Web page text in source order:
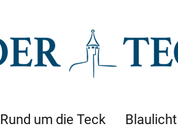
Rund um die Teck Blaulicht